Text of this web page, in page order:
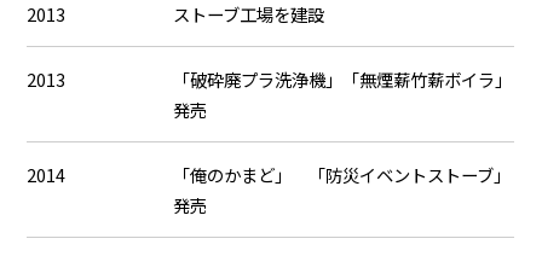
2013 ストーブ工場を建設
2013
「破砕廃プラ洗浄機」「無煙薪竹薪ボイラ」
発売
2014
「俺のかまど」 「防災イベントストーブ」
発売